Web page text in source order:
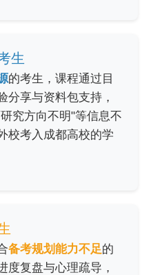
生
的考生，课程通过目
分享与资料包支持，
究方向不明"等信息不
校考入成都高校的学
备考规划能力不足的
度复盘与心理疏导，